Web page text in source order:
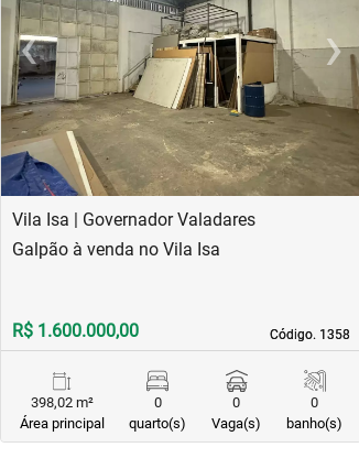
‹Previous ›Next
Vila Isa | Governador Valadares
Código. 1358
Código. 1358
Galpão à venda no Vila Isa
R$ 1.600.000,00
398,02 m²
Área principal
0
quarto(s)
0
Vaga(s)
0
banho(s)